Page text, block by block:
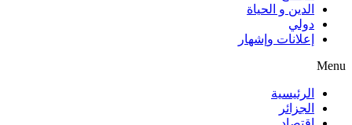
الدين و الحياة
دولي
إعلانات وإشهار
Menu
الرئيسية
الجزائر